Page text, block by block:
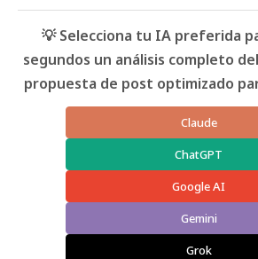
💡 Selecciona tu IA preferida
segundos un análisis completo
propuesta de post optimizado
Claude
ChatGPT
Google AI
Gemini
Grok